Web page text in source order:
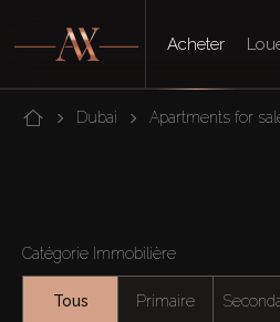
Acheter
Dubai Apartments for
Catégorie Immobilière
Tous Primaire